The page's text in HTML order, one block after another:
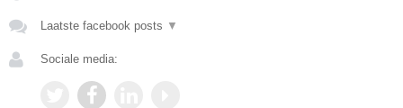
Laatste facebook posts ▼
Sociale media: